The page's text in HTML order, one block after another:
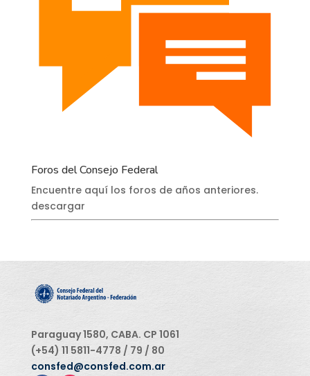
Foros del Consejo Federal
Encuentre aquí los foros de años anteriores.
descargar
Paraguay 1580, CABA. CP 1061
(+54) 11 5811-4778 / 79 / 80
consfed@consfed.com.ar